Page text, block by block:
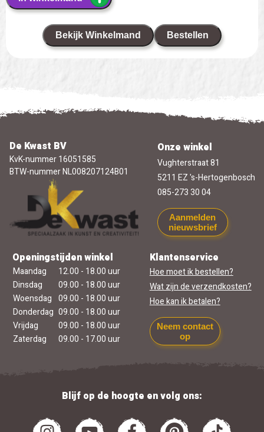
Bekijk Winkelmand Bestellen
De Kwast BV
KvK-nummer 16051585
BTW-nummer NL008207124B01
Onze winkel
Vughterstraat 81
5211 EZ 's-Hertogenbosch
085-273 30 04
Aanmelden
nieuwsbrief
Openingstijden winkel
Maandag
12.00 - 18.00 uur
Dinsdag
09.00 - 18.00 uur
Woensdag 09.00 - 18.00 uur
Donderdag 09.00 - 18.00 uur
Vrijdag
09.00 - 18.00 uur
Zaterdag
09.00 - 17.00 uur
Klantenservice
Hoe moet ik bestellen?
Wat zijn de verzendkosten?
Hoe kan ik betalen?
Neem contact
op
Blijf op de hoogte en volg ons: